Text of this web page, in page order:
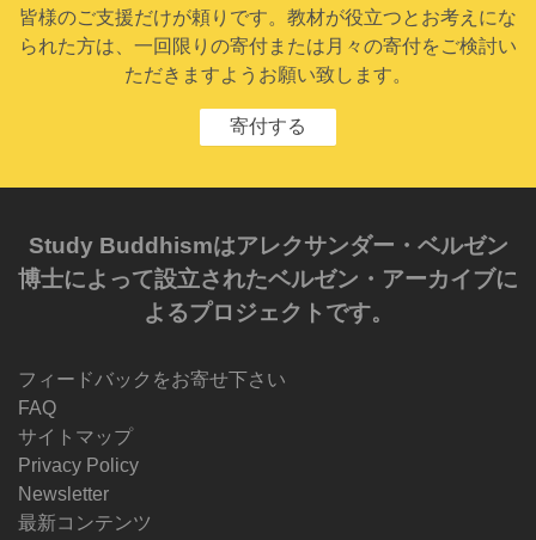
皆様のご支援だけが頼りです。教材が役立つとお考えにな
られた方は、一回限りの寄付または月々の寄付をご検討い
ただきますようお願い致します。
寄付する
Study Buddhismはアレクサンダー・ベルゼン
博士によって設立されたベルゼン・アーカイブに
よるプロジェクトです。
フィードバックをお寄せ下さい
FAQ
サイトマップ
Privacy Policy
Newsletter
最新コンテンツ